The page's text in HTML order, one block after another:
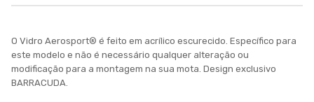
O Vidro Aerosport® é feito em acrílico escurecido. Específico para
este modelo e não é necessário qualquer alteração ou
modificação para a montagem na sua mota. Design exclusivo
BARRACUDA.